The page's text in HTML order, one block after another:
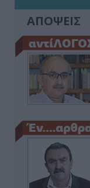
ΑΠΟΨΕΙΣ